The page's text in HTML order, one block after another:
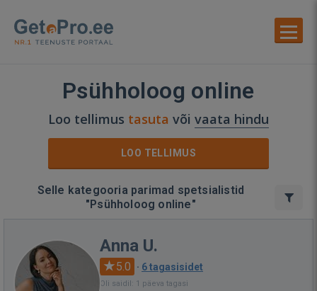
Psühholoog online
Loo tellimus tasuta või vaata hindu
LOO TELLIMUS
Selle kategooria parimad spetsialistid
"Psühholoog online"
Anna U.
5.0 · 6 tagasisidet
Oli saidil: 1 päeva tagasi